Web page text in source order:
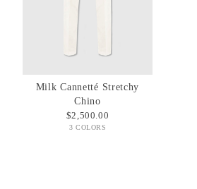
Milk Cannetté Stretchy
Chino
$2,500.00
3 COLORS